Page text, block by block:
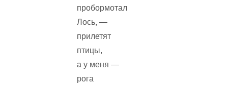
пробормотал
Лось, —
прилетят
птицы,
а у меня —
рога